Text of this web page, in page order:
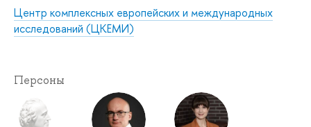
Центр комплексных европейских и международных
исследований (ЦКЕМИ)
Персоны